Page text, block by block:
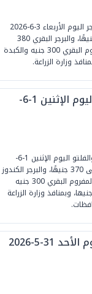
تأرجحت أسعار اللحوم السن والإسكالوب والبرجر اليوم الأربعاء 3-6-2026
لتسجل أسعار القطعيات بين 320 إلى 370 جنيهًا، والبرجر البقري 380
والكفتة البقري والسجق الكندوز 290 والمفروم البقري 300 جنيه والكبدة
أسعار اللحوم الحمراء بالأسواق اليوم الإثنين 1-6-
افتتتذبذبت أسعار اللحوم المجمدة والكبدة والفلتو اليوم الإثنين 1-6-
2026 لتسجل أسعار القطعيات ما بين 320 إلى 370 جنيهًا، والبرجر الكندوز
380 والكفتة البقري والسجق الكندوز 290 والمفروم البقري 300 جنيه
والكبدة البقري 380 والبوفتيك الكندوز 380 جنيها، وبمنافذ وزارة الزراعة
5-2026